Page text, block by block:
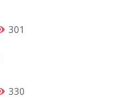
301
330